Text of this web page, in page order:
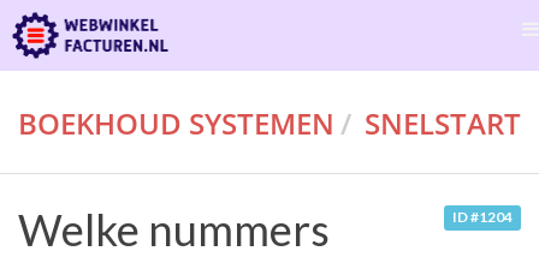
BOEKHOUD SYSTEMEN SNELSTART
ID #1204
Welke nummers